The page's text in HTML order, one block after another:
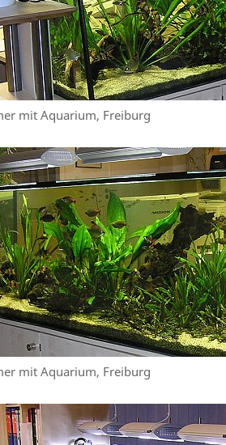
mit Aquarium, Freiburg
mit Aquarium, Freiburg